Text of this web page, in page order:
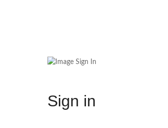
Sign in